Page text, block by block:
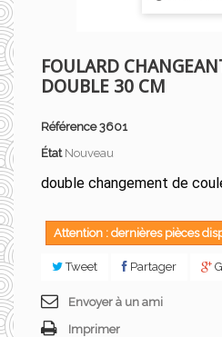
FOULARD
DOUBLE 30 CM
Référence 3601
État Nouveau
double changement de
Attention : dernières pièces
Tweet Partager
Envoyer à un ami
Imprimer